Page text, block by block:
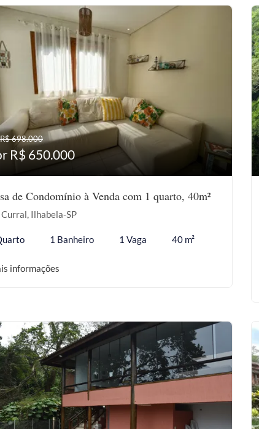
698.000
R$ 650.000
de Condomínio à Venda com 1 quarto, 40m²
Curral, Ilhabela-SP
1 Banheiro 1 Vaga 40 m²
informações